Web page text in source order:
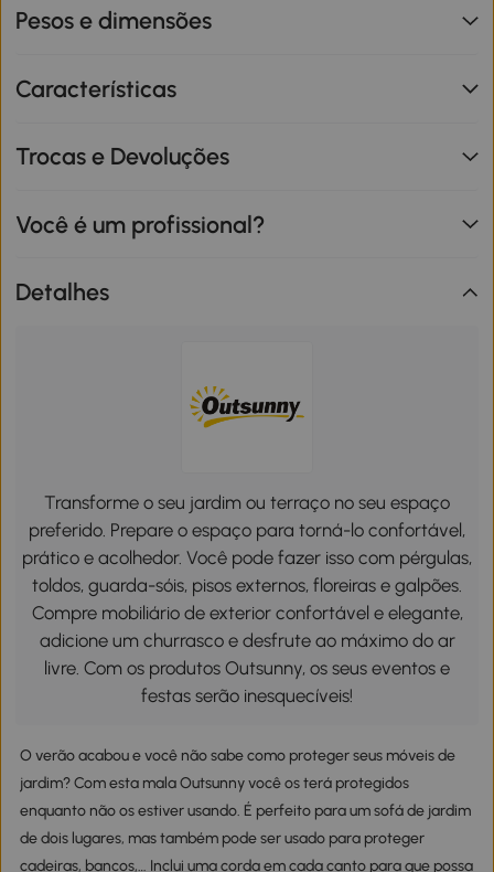
Pesos e dimensões
Características
Trocas e Devoluções
Você é um profissional?
Detalhes
Transforme o seu jardim ou terraço no seu espaço
preferido. Prepare o espaço para torná-lo confortável,
prático e acolhedor. Você pode fazer isso com pérgulas,
toldos, guarda-sóis, pisos externos, floreiras e galpões.
Compre mobiliário de exterior confortável e elegante,
adicione um churrasco e desfrute ao máximo do ar
livre. Com os produtos Outsunny, os seus eventos e
festas serão inesquecíveis!
O verão acabou e você não sabe como proteger seus móveis de
jardim? Com esta mala Outsunny você os terá protegidos
enquanto não os estiver usando. É perfeito para um sofá de jardim
de dois lugares, mas também pode ser usado para proteger
cadeiras, bancos,… Inclui uma corda em cada canto para que possa